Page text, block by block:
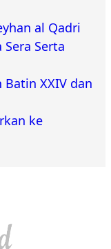
al Qadri
Serta
Batin XXIV dan
ke